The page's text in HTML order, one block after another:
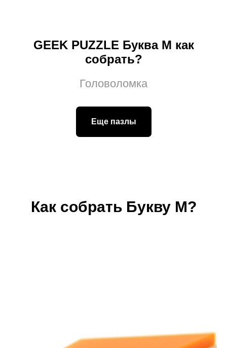
GEEK PUZZLE Буква М как
собрать?
Головоломка
Еще пазлы
Как собрать Букву М?